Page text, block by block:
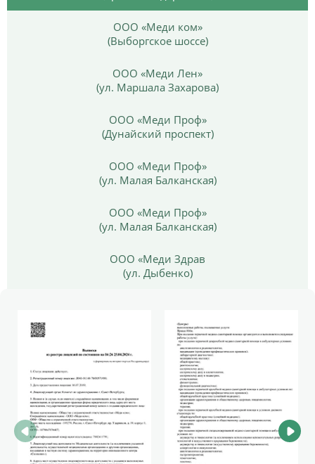
ООО «Меди ком»
(Выборгское шоссе)
ООО «Меди Лен»
(ул. Маршала Захарова)
ООО «Меди Проф»
(Дунайский проспект)
ООО «Меди Проф»
(ул. Малая Балканская)
ООО «Меди Проф»
(ул. Малая Балканская)
ООО «Меди Здрав
(ул. Дыбенко)